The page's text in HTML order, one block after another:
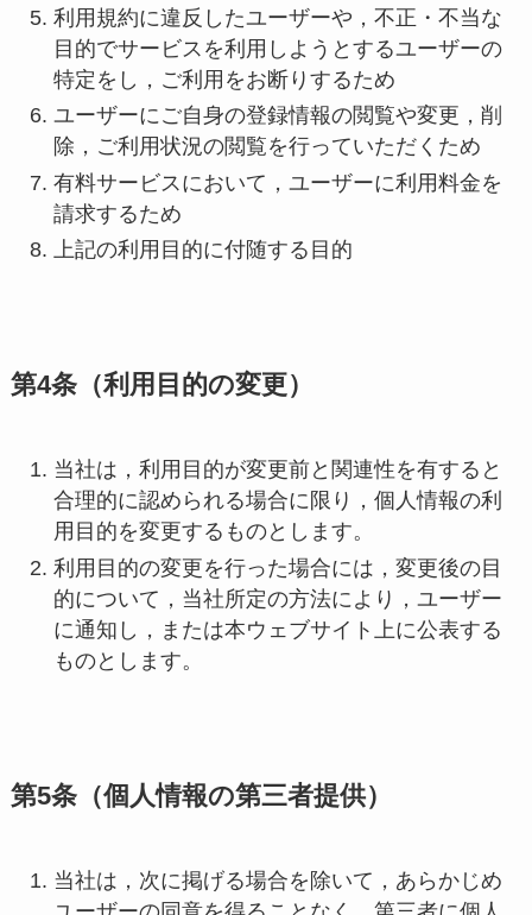
利用規約に違反したユーザーや，不正・不当な
目的でサービスを利用しようとするユーザーの
特定をし，ご利用をお断りするため
ユーザーにご自身の登録情報の閲覧や変更，削
除，ご利用状況の閲覧を行っていただくため
有料サービスにおいて，ユーザーに利用料金を
請求するため
上記の利用目的に付随する目的
第4条（利用目的の変更）
当社は，利用目的が変更前と関連性を有すると
合理的に認められる場合に限り，個人情報の利
用目的を変更するものとします。
利用目的の変更を行った場合には，変更後の目
的について，当社所定の方法により，ユーザー
に通知し，または本ウェブサイト上に公表する
ものとします。
第5条（個人情報の第三者提供）
当社は，次に掲げる場合を除いて，あらかじめ